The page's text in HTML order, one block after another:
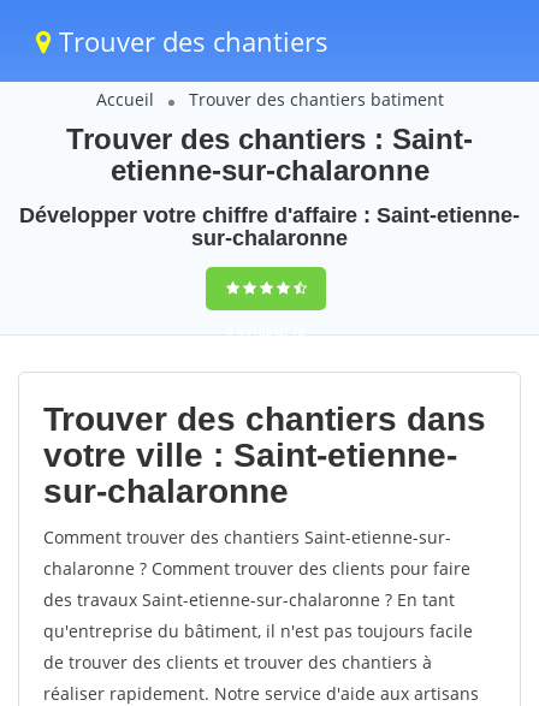
Trouver des chantiers
Accueil Trouver des chantiers batiment
Trouver des chantiers : Saint-
etienne-sur-chalaronne
Développer votre chiffre d'affaire : Saint-etienne-
sur-chalaronne
9,5(100%)76
votes
Trouver des chantiers dans
votre ville : Saint-etienne-
sur-chalaronne
Comment trouver des chantiers Saint-etienne-sur-
chalaronne ? Comment trouver des clients pour faire
des travaux Saint-etienne-sur-chalaronne ? En tant
qu'entreprise du bâtiment, il n'est pas toujours facile
de trouver des clients et trouver des chantiers à
réaliser rapidement. Notre service d'aide aux artisans